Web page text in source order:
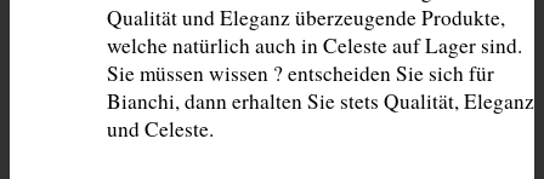
Qualität und Eleganz überzeugende Produkte,
welche natürlich auch in Celeste auf Lager sind.
Sie müssen wissen ? entscheiden Sie sich für
Bianchi, dann erhalten Sie stets Qualität, Eleganz
und Celeste.